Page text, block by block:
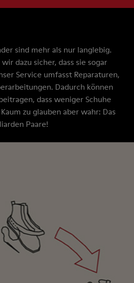
sind mehr als nur langlebig.
dazu sicher, dass sie sogar
Service umfasst Reparaturen,
Dadurch können
dass weniger Schuhe
zu glauben aber wahr: Das
Paare!